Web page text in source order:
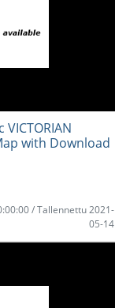
with Download
/ Tallennettu 2021-
05-14